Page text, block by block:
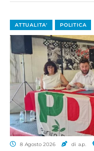
ATTUALITA' POLITICA
8 Agosto 2026 di a.p.